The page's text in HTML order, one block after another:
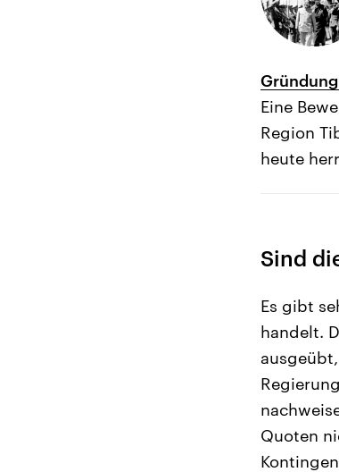
Eine
Region
heute
Sind
Es gibt
handelt.
Quoten